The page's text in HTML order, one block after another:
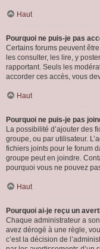
Haut
Pourquoi ne puis-je pas
Certains forums peuvent
les consulter, les lire, y
rapportant. Seuls les
accorder ces accès, vous
Haut
Pourquoi ne puis-je pas
La possibilité d’ajouter des
groupe, ou par utilisateur.
fichiers joints pour le forum
groupe peut en joindre.
pourquoi vous ne pouvez
Haut
Pourquoi ai-je reçu un
Chaque administrateur a
avez dérogé à une règle,
c’est la décision de